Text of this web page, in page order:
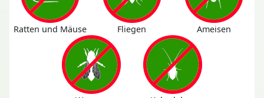
Ratten und Mäuse Fliegen Ameisen